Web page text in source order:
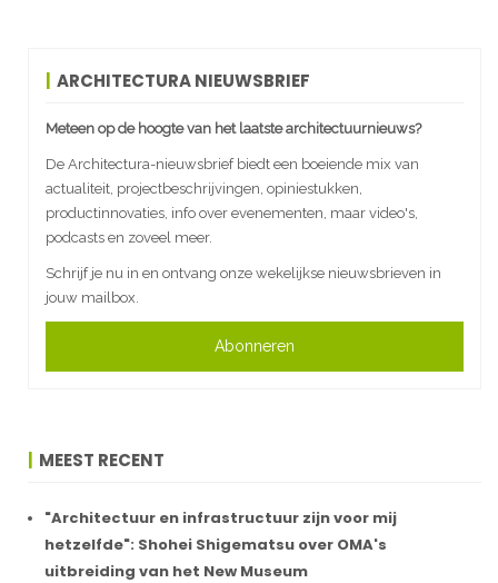
ARCHITECTURA NIEUWSBRIEF
Meteen op de hoogte van het laatste architectuurnieuws?
De Architectura-nieuwsbrief biedt een boeiende mix van
actualiteit, projectbeschrijvingen, opiniestukken,
productinnovaties, info over evenementen, maar video's,
podcasts en zoveel meer.
Schrijf je nu in en ontvang onze wekelijkse nieuwsbrieven in
jouw mailbox.
Abonneren
MEEST RECENT
"Architectuur en infrastructuur zijn voor mij
hetzelfde": Shohei Shigematsu over OMA's
uitbreiding van het New Museum